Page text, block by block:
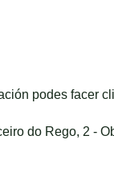
podes facer
do Rego, 2 -